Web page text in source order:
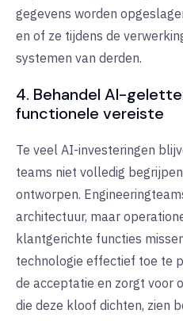
gegevens worden
en of ze tijdens de
systemen van derden.
4. Behandel AI-
functionele vereiste
Te veel AI-investeringen
teams niet volledig
ontworpen.
architectuur, maar
klantgerichte functies
technologie effectief toe te
de acceptatie en zorgt voor
die deze kloof dichten, zien